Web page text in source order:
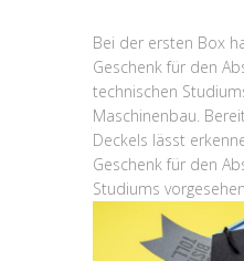
Bei der ersten Box
Geschenk für den
technischen
Maschinenbau.
Deckels lässt
Geschenk für den
Studiums